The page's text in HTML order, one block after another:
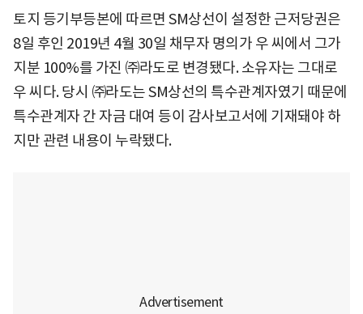
토지 등기부등본에 따르면 SM상선이 설정한 근저당권은
8일 후인 2019년 4월 30일 채무자 명의가 우 씨에서 그가
지분 100%를 가진 ㈜라도로 변경됐다. 소유자는 그대로
우 씨다. 당시 ㈜라도는 SM상선의 특수관계자였기 때문에
특수관계자 간 자금 대여 등이 감사보고서에 기재돼야 하
지만 관련 내용이 누락됐다.